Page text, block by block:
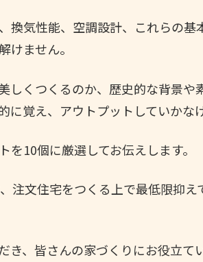
換気性能、空調設計、これらの基
けません。
しくつくるのか、歴史的な背景や
覚え、アウトプットしていかな
10個に厳選してお伝えします。
注文住宅をつくる上で最低限抑
、皆さんの家づくりにお役立て